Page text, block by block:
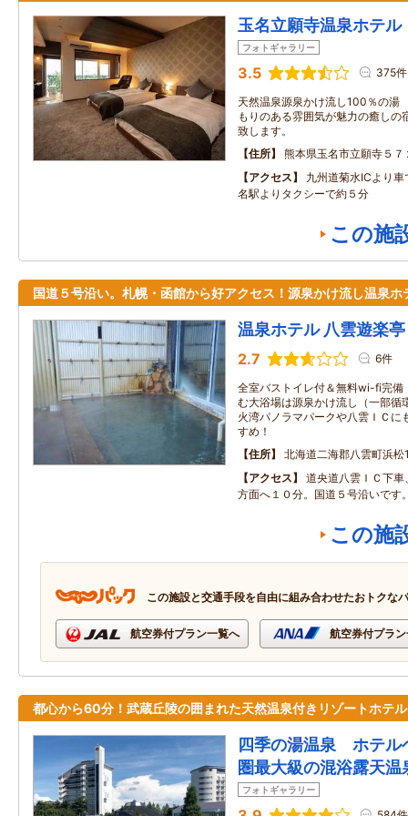
玉名立願寺温泉ホテ
フォトギャラリー
3.5 375件
天然温泉源泉かけ流し100％の
もりのある雰囲気が魅力の癒しの
致します。
住所
熊本県玉名市立願寺５７
アクセス
九州道菊水ICより
名駅よりタクシーで約５分
この施
国道５号沿い。札幌・函館から好アクセス！源泉かけ流し温泉ホ
温泉ホテル 八雲遊楽亭
2.7 6件
全室バストイレ付＆無料wi-fi完備
む大浴場は源泉かけ流し（一部循
火湾パノラマパークや八雲ＩＣに
すめ！
住所
北海道二海郡八雲町浜松
アクセス
道央道八雲ＩＣ下
方面へ１０分。国道５号沿いです
この施
この施設と交通手段を自由に組み合わせたおトクな
航空券付プラン一覧へ 航空券付プラ
都心から60分！武蔵丘陵の囲まれた天然温泉付きリゾートホテル
四季の湯温泉 ホテ
圏最大級の混浴露天温
フォトギャラリー